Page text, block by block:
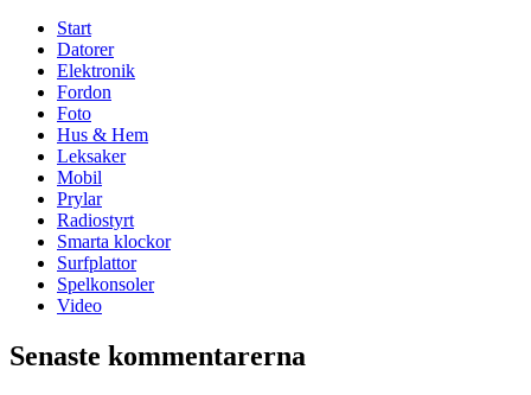
Start
Datorer
Elektronik
Fordon
Foto
Hus & Hem
Leksaker
Mobil
Prylar
Radiostyrt
Smarta klockor
Surfplattor
Spelkonsoler
Video
Senaste kommentarerna